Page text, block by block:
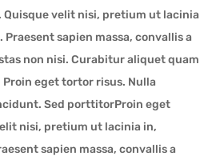
velit nisi, pretium ut lacinia
sapien massa, convallis a
non nisi. Curabitur aliquet quam
eget tortor risus. Nulla
Sed porttitorProin eget
nisi, pretium ut lacinia in,
sapien massa, convallis a